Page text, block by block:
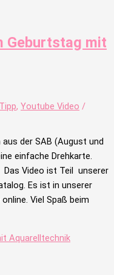
Geburtstag mit
, Youtube Video /
der SAB (August und
einfache Drehkarte.
Das Video ist Teil unserer
Es ist in unserer
Viel Spaß beim
Aquarelltechnik